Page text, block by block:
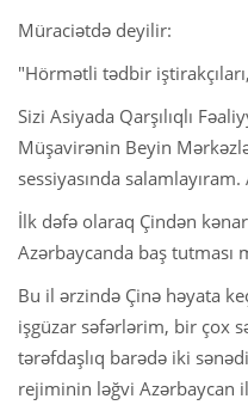
Müraciətdə deyilir:
"Hörmətli tədbir iştirakçıları,
Sizi Asiyada Qarşılıqlı
Müşavirənin Beyin
sessiyasında
İlk dəfə olaraq Çindən
Azərbaycanda baş
Bu il ərzində Çinə həyata
işgüzar səfərlərim, bir çox
tərəfdaşlıq barədə iki
rejiminin ləğvi Azərbaycan